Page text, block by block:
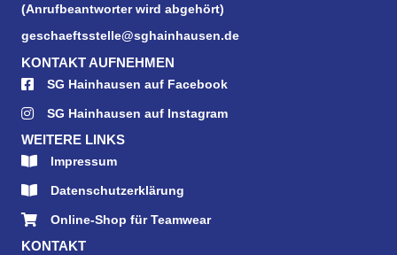
(Anrufbeantworter wird abgehört)
geschaeftsstelle@sghainhausen.de
KONTAKT AUFNEHMEN
SG Hainhausen auf Facebook
SG Hainhausen auf Instagram
WEITERE LINKS
Impressum
Datenschutzerklärung
Online-Shop für Teamwear
KONTAKT